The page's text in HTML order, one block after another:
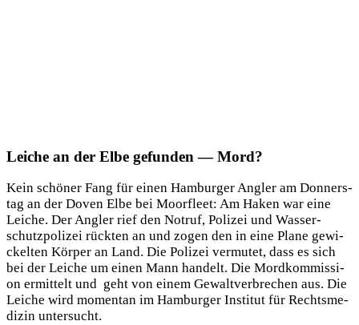
Leiche an der Elbe gefunden — Mord?
Kein schö­ner Fang für einen Ham­bur­ger Ang­ler am Don­ners­
tag an der Doven Elbe bei Moor­fleet: Am Haken war eine
Lei­che. Der Ang­ler rief den Not­ruf, Poli­zei und Was­ser­
schutz­po­li­zei rück­ten an und zogen den in eine Pla­ne gewi­
ckel­ten Kör­per an Land. Die Poli­zei ver­mu­tet, dass es sich
bei der Lei­che um einen Mann han­delt. Die Mord­kom­mis­si­
on ermit­telt und geht von einem Gewalt­ver­bre­chen aus. Die
Lei­che wird momen­tan im Ham­bur­ger Insti­tut für Rechts­me­
di­zin untersucht.